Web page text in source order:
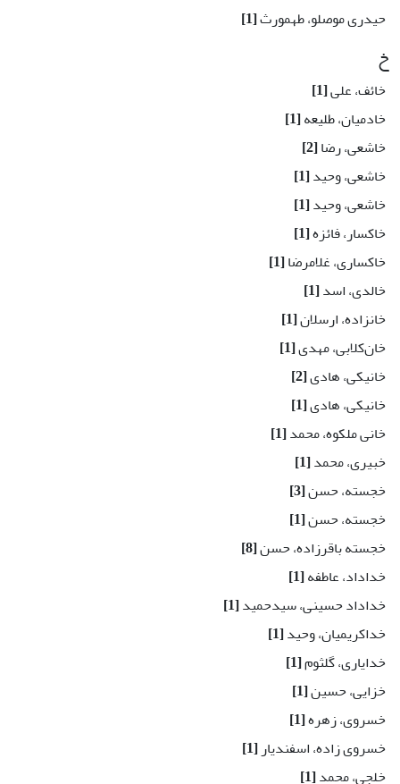
حیدری موصلو، طهمورث[1]
خ
خائف، علی[1]
خادمیان، طلیعه[1]
خاشعی، رضا[2]
خاشعی، وحید[1]
خاشعی، وحید[1]
خاکسار، فائزه[1]
خاکساری، غلامرضا[1]
خالدی، اسد[1]
خانزاده، ارسلان[1]
خان‌کلابی، مهدی[1]
خانیکی، هادی[2]
خانیکی، هادی[1]
خانی ملکوه، محمد[1]
خبیری، محمد[1]
خجسته، حسن[3]
خجسته، حسن[1]
خجسته باقرزاده، حسن[8]
خداداد، عاطفه[1]
خداداد حسینی، سید‌حمید[1]
خداکریمیان، وحید[1]
خدایاری، گلثوم[1]
خزایی، حسین[1]
خسروی، زهره[1]
خسروی زاده، اسفندیار[1]
خلجی، محمد[1]